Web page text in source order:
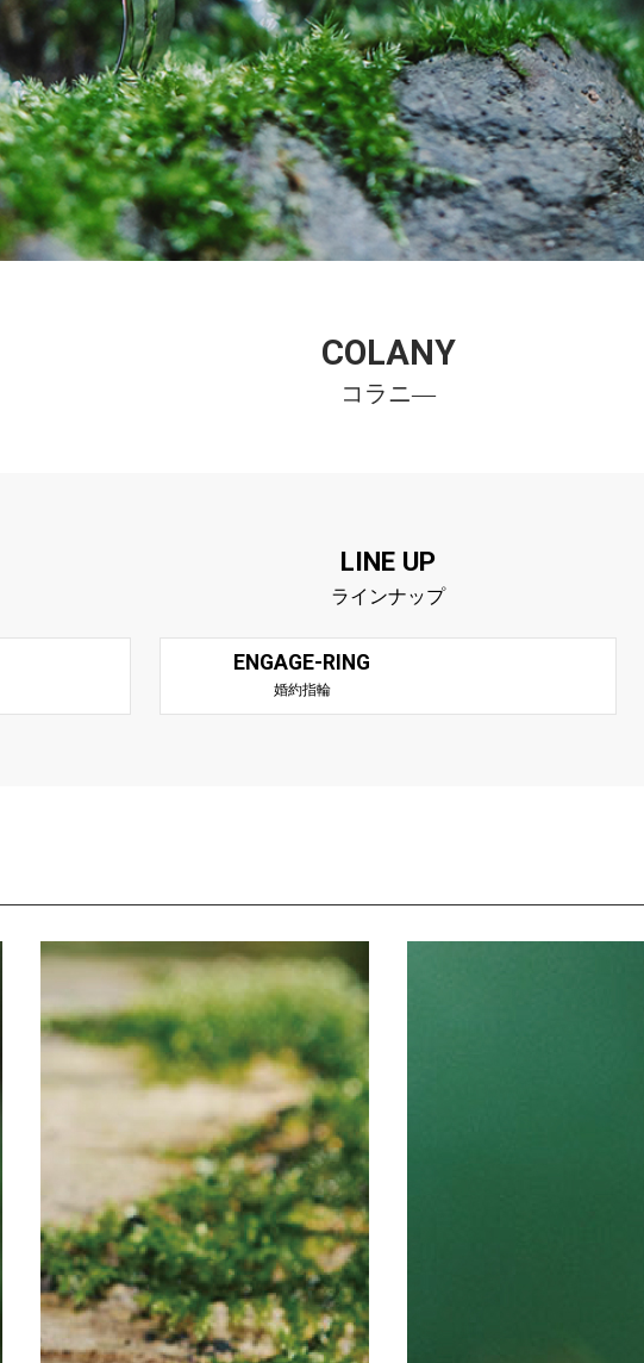
COLANY
コラニ―
LINE UP
ラインナップ
ENGAGE-RING
婚約指輪